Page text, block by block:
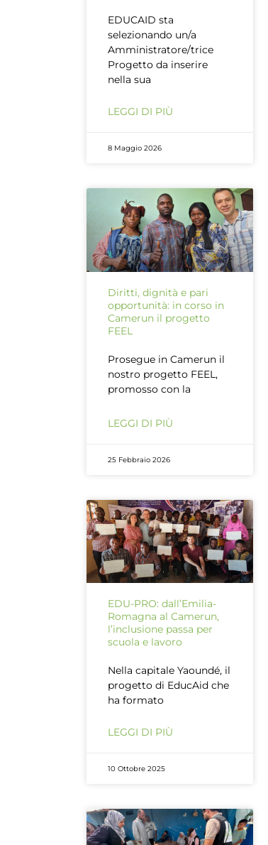
EDUCAID sta
selezionando un/a
Amministratore/trice
Progetto da inserire
nella sua
LEGGI DI PIÙ
8 Maggio 2026
Diritti, dignità e pari
opportunità: in corso in
Camerun il progetto
FEEL
Prosegue in Camerun il
nostro progetto FEEL,
promosso con la
LEGGI DI PIÙ
25 Febbraio 2026
EDU-PRO: dall’Emilia-
Romagna al Camerun,
l’inclusione passa per
scuola e lavoro
Nella capitale Yaoundé, il
progetto di EducAid che
ha formato
LEGGI DI PIÙ
10 Ottobre 2025